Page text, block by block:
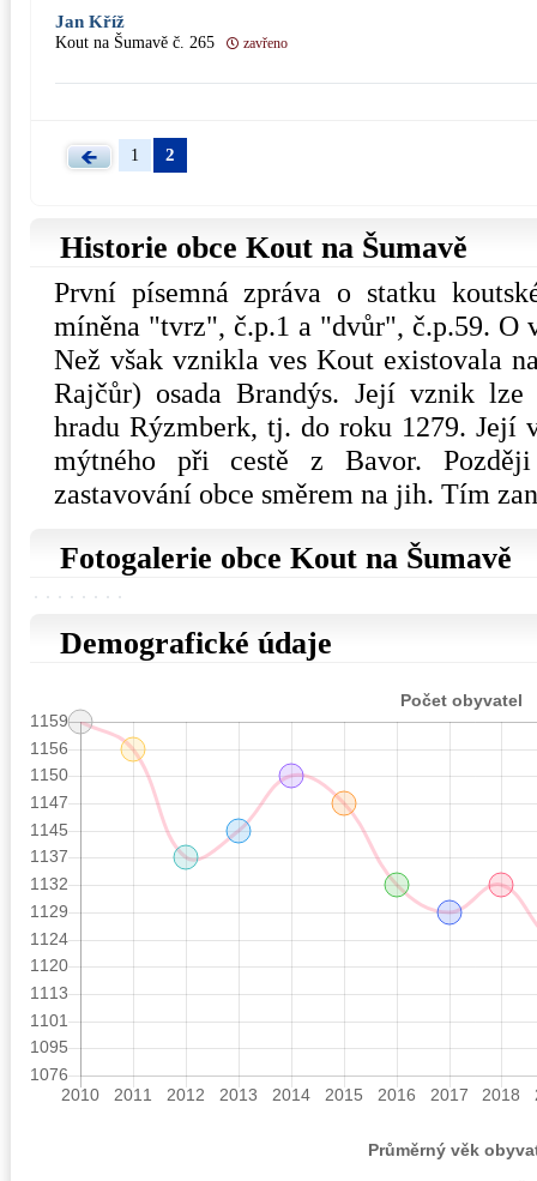
Jan Kříž
Kout na Šumavě č. 265 zavřeno
1 2
Historie obce Kout na Šumavě
První písemná zpráva o statku
míněna "tvrz", č.p.1 a "dvůr", č.p.59. O
Než však vznikla ves Kout existovala
Rajčůr) osada Brandýs. Její vznik
hradu Rýzmberk, tj. do roku 1279. Její
mýtného při cestě z Bavor. Později
zastavování obce směrem na jih. Tím
Fotogalerie obce Kout na Šumavě
Demografické údaje